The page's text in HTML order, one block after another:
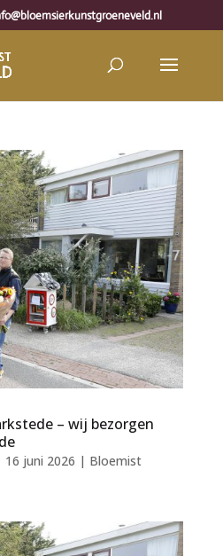
– wij bezorgen
16 juni 2026 | Bloemist